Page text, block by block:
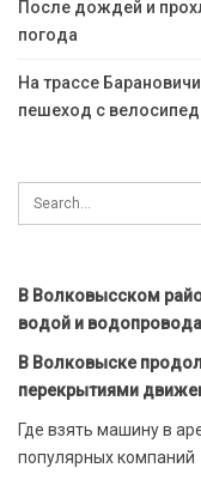
После дождей и
погода
На трассе
пешеход с
В Волковысском
водой и
В Волковыске
перекрытиями
Где взять машину в
популярных компаний